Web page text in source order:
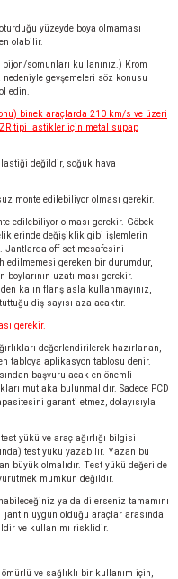
yüzeyde boya olmaması
olabilir.
somunları kullanınız.) Krom
gevşemeleri söz konusu
edin.
binek araçlarda 210 km/s ve üzeri
tipi lastikler için metal supap
lastiği değildir, soğuk hava
monte edilebiliyor olması gerekir.
edilebiliyor olması gerekir. Göbek
değişiklik gibi işlemlerin
Jantlarda off-set mesafesini
edilmemesi gereken bir durumdur,
uzatılması gerekir.
kalın flanş asla kullanmayınız,
diş sayısı azalacaktır.
gerekir.
değerlendirilerek hazırlanan,
tabloya aplikasyon tablosu denir.
başvurulacak en önemli
mutlaka bulunmalıdır. Sadece PCD
garanti etmez, dolayısıyla
yükü ve araç ağırlığı bilgisi
test yükü yazabilir. Yazan bu
büyük olmalıdır. Test yükü değeri de
mümkün değildir.
ya da dilerseniz tamamını
uygun olduğu araçlar arasında
ve kullanımı risklidir.
ve sağlıklı bir kullanım için,